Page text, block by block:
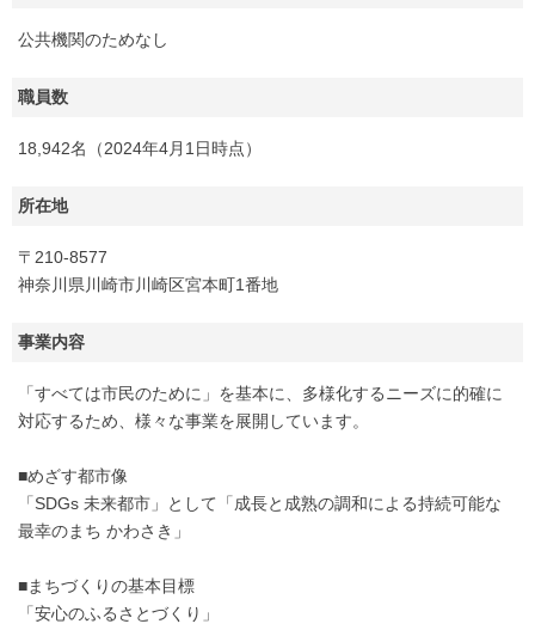
公共機関のためなし
職員数
18,942名（2024年4月1日時点）
所在地
〒210-8577
神奈川県川崎市川崎区宮本町1番地
事業内容
「すべては市民のために」を基本に、多様化するニーズに的確に
対応するため、様々な事業を展開しています。
■めざす都市像
「SDGs 未来都市」として「成長と成熟の調和による持続可能な
最幸のまち かわさき」
■まちづくりの基本目標
「安心のふるさとづくり」